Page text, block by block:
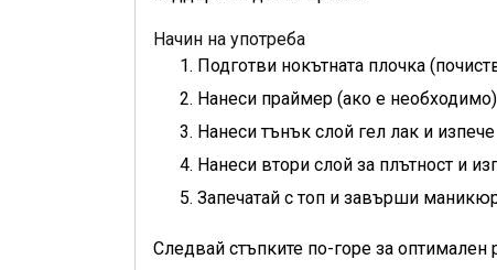
Начин на употреба
Подготви нокътната плочка
Нанеси праймер (ако е
Нанеси тънък слой гел лак и
Нанеси втори слой за плътност и
Запечатай с топ и завърши
Следвай стъпките по-горе за оптимален